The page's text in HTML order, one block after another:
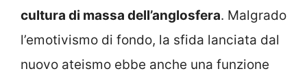
cultura di massa dell’anglosfera. Malgrado
l’emotivismo di fondo, la sfida lanciata dal
nuovo ateismo ebbe anche una funzione